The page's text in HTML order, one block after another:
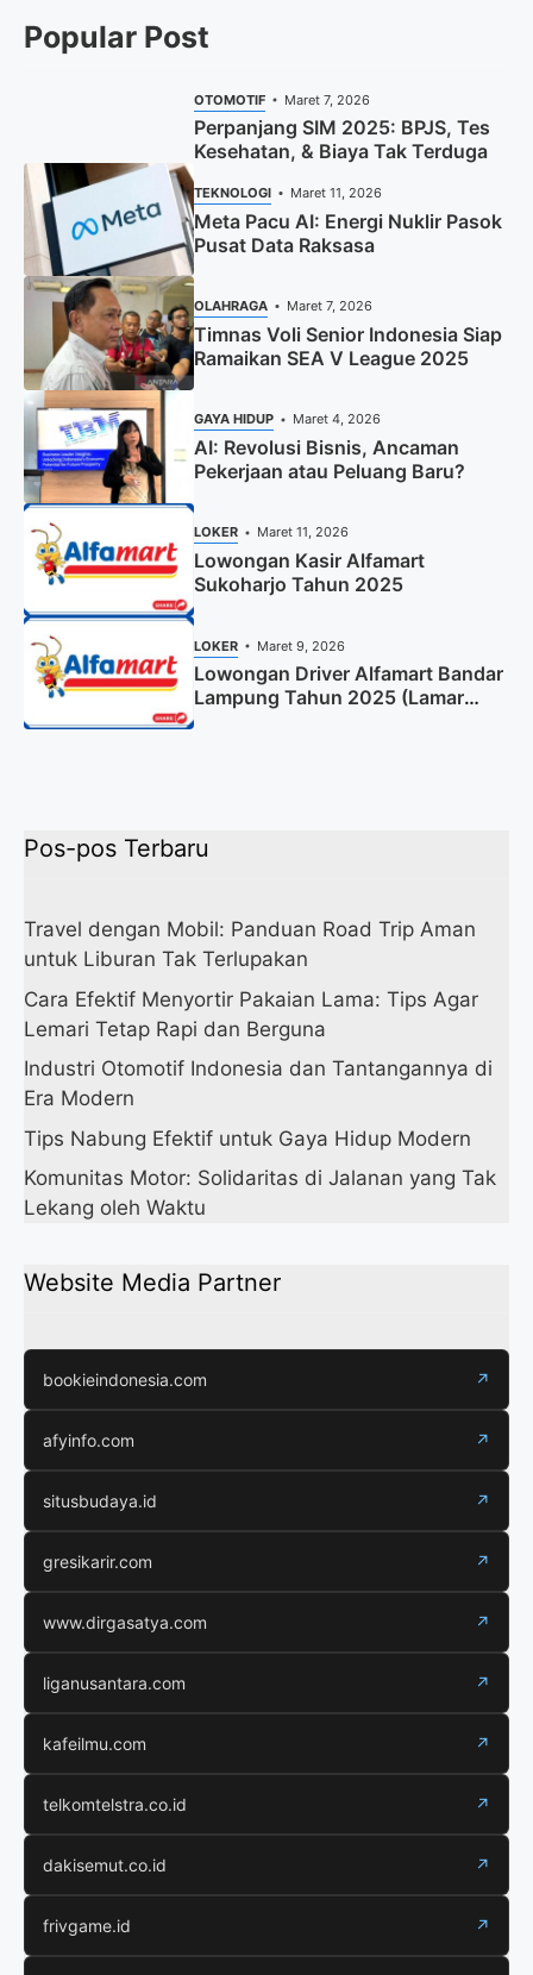
Popular Post
OTOMOTIF Maret 7, 2026
Perpanjang SIM 2025: BPJS, Tes
Kesehatan, & Biaya Tak Terduga
TEKNOLOGI Maret 11, 2026
Meta Pacu AI: Energi Nuklir Pasok
Pusat Data Raksasa
OLAHRAGA Maret 7, 2026
Timnas Voli Senior Indonesia Siap
Ramaikan SEA V League 2025
GAYA HIDUP Maret 4, 2026
AI: Revolusi Bisnis, Ancaman
Pekerjaan atau Peluang Baru?
LOKER Maret 11, 2026
Lowongan Kasir Alfamart
Sukoharjo Tahun 2025
LOKER Maret 9, 2026
Lowongan Driver Alfamart Bandar
Lampung Tahun 2025 (Lamar
Sekarang)
Pos-pos Terbaru
Travel dengan Mobil: Panduan Road Trip Aman
untuk Liburan Tak Terlupakan
Cara Efektif Menyortir Pakaian Lama: Tips Agar
Lemari Tetap Rapi dan Berguna
Industri Otomotif Indonesia dan Tantangannya di
Era Modern
Tips Nabung Efektif untuk Gaya Hidup Modern
Komunitas Motor: Solidaritas di Jalanan yang Tak
Lekang oleh Waktu
Website Media Partner
bookieindonesia.com ↗
afyinfo.com ↗
situsbudaya.id ↗
gresikarir.com ↗
www.dirgasatya.com ↗
liganusantara.com ↗
kafeilmu.com ↗
telkomtelstra.co.id ↗
dakisemut.co.id ↗
frivgame.id ↗